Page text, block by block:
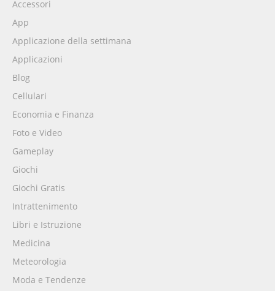
Accessori
App
Applicazione della settimana
Applicazioni
Blog
Cellulari
Economia e Finanza
Foto e Video
Gameplay
Giochi
Giochi Gratis
Intrattenimento
Libri e Istruzione
Medicina
Meteorologia
Moda e Tendenze